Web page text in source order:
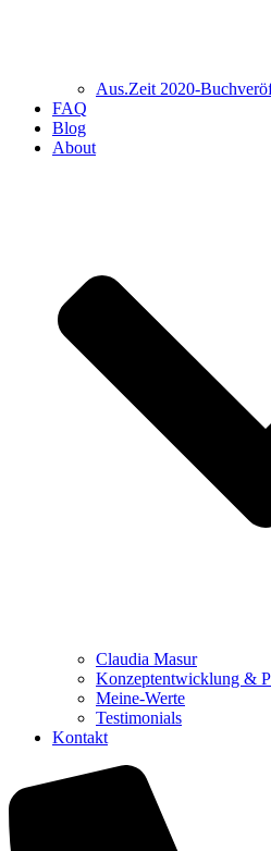
Aus.Zeit 2020-
FAQ
Blog
About
Claudia Masur
Konzeptentwicklung &
Meine-Werte
Testimonials
Kontakt